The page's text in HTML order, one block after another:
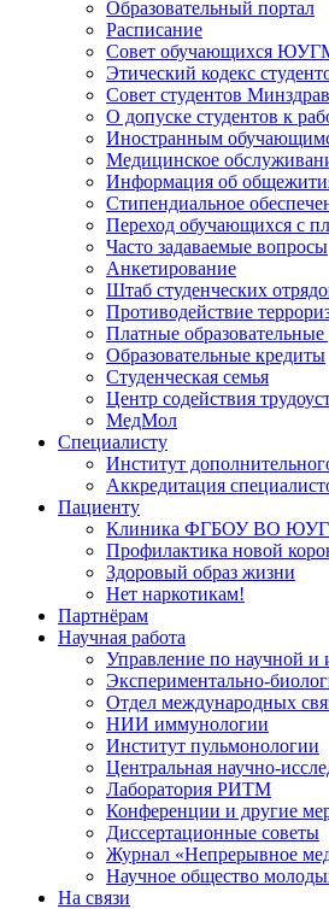
Образовательный портал
Расписание
Совет обучающихся
Этический кодекс
Совет студентов
О допуске студентов к
Иностранным
Медицинское
Информация об
Стипендиальное
Переход обучающихся с
Часто задаваемые вопросы
Анкетирование
Штаб студенческих
Противодействие
Платные образовательные
Образовательные кредиты
Студенческая семья
Центр содействия
МедМол
Специалисту
Институт
Аккредитация
Пациенту
Клиника ФГБОУ ВО
Профилактика новой
Здоровый образ жизни
Нет наркотикам!
Партнёрам
Научная работа
Управление по научной и
Экспериментально-
Отдел международных
НИИ иммунологии
Институт пульмонологии
Центральная научно-
Лаборатория РИТМ
Конференции и другие
Диссертационные советы
Журнал «Непрерывное
Научное общество
На связи